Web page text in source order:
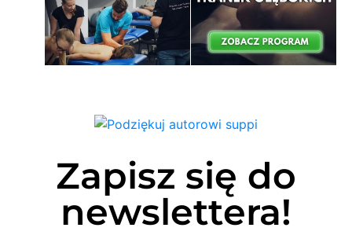
Zapisz się do
newslettera!